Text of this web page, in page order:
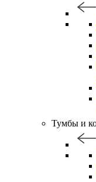
Тумбы и